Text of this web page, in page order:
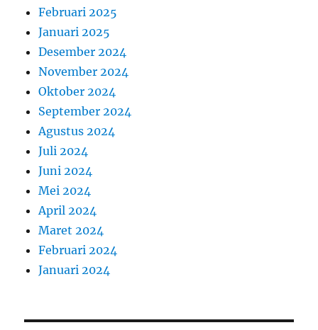
Februari 2025
Januari 2025
Desember 2024
November 2024
Oktober 2024
September 2024
Agustus 2024
Juli 2024
Juni 2024
Mei 2024
April 2024
Maret 2024
Februari 2024
Januari 2024